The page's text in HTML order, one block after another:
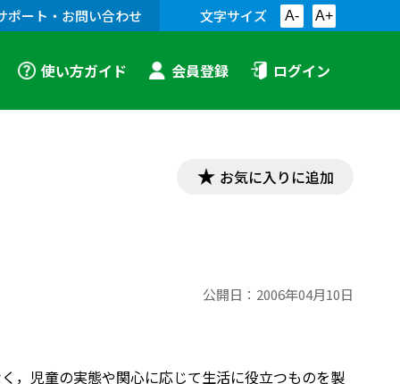
ポート・お問い合わせ 文字サイズ A- A+
使い方ガイド 会員登録 ログイン
お気に入りに追加
公開日： 2006年04月10日
，児童の実態や関心に応じて生活に役立つものを製